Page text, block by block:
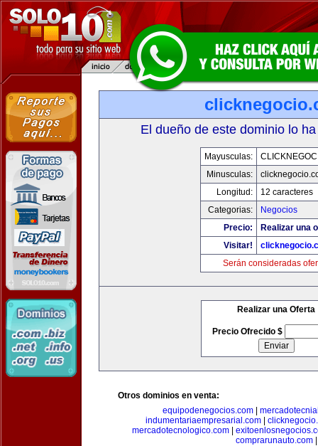
El dueño de este dominio lo
Mayusculas:
Minusculas:
Longitud:
12 caracteres
Categorias:
Negocios
Precio:
Realizar una
Visitar!
Serán consideradas
Realizar una Oferta
Precio Ofrecido $
Otros dominios en venta:
equipodenegocios.com|
indumentariaempresarial.com
mercadotecnologico.com
comprarunauto.com|